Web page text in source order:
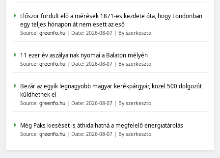
Először fordult elő a mérések 1871-es kezdete óta, hogy Londonban
egy teljes hónapon át nem esett az eső
Source: greenfo.hu Date: 2026-08-07 By szerkeszto
11 ezer év aszályainak nyomai a Balaton mélyén
Source: greenfo.hu Date: 2026-08-07 By szerkeszto
Bezár az egyik legnagyobb magyar kerékpárgyár, közel 500 dolgozót
küldhetnek el
Source: greenfo.hu Date: 2026-08-07 By szerkeszto
Még Paks kiesését is áthidalhatná a megfelelő energiatárolás
Source: greenfo.hu Date: 2026-08-07 By szerkeszto